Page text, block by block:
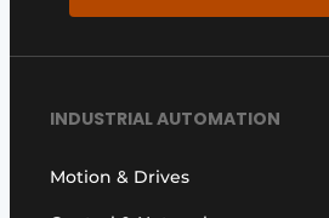
INDUSTRIAL AUTOMATION
Motion & Drives